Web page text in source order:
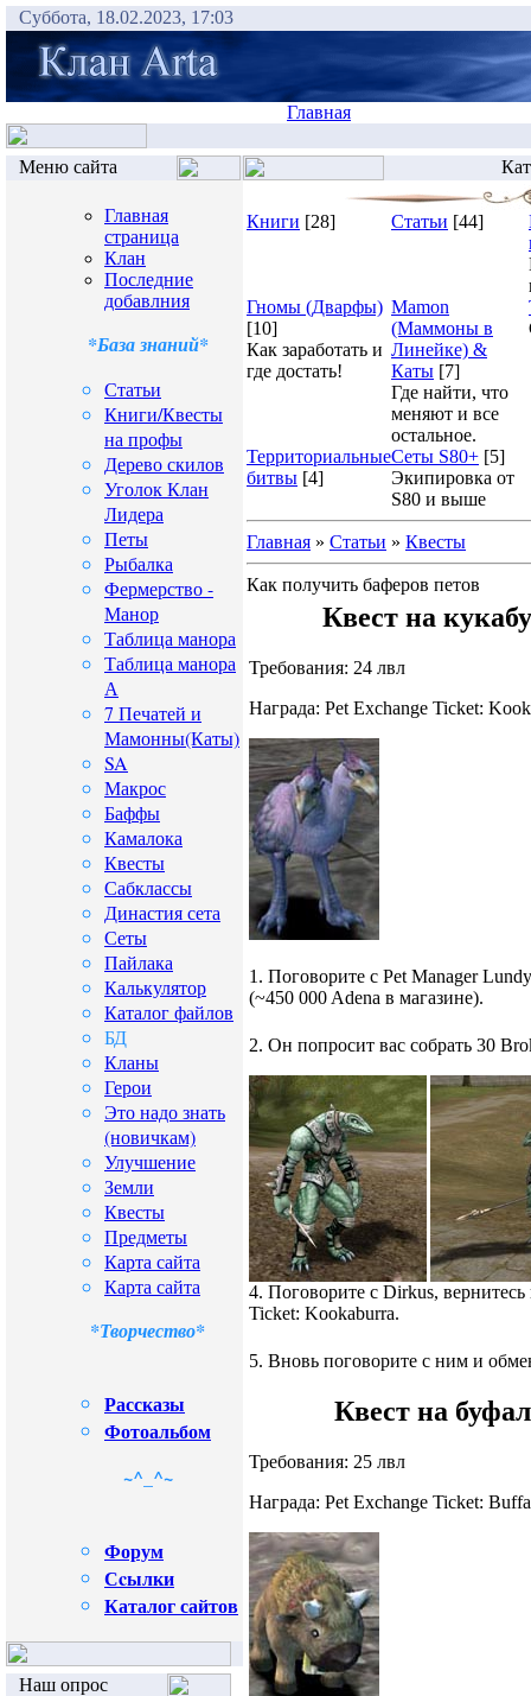
Суббота, 18.02.2023, 17:03
Главная
Меню сайта
Главная
страница
Клан
Последние
добавлния
*База знаний*
Статьи
Книги/Квесты
на профы
Дерево скилов
Уголок Клан
Лидера
Петы
Рыбалка
Фермерство -
Манор
Таблица манора
Таблица манора
А
7 Печатей и
Мамонны(Каты)
SA
Макрос
Баффы
Камалока
Квесты
Сабклассы
Династия сета
Сеты
Пайлака
Калькулятор
Каталог файлов
БД
Кланы
Герои
Это надо знать
(новичкам)
Улучшение
Земли
Квесты
Предметы
Карта сайта
Карта сайта
*Творчество*
Рассказы
Фотоальбом
~^_^~
Форум
Сcылки
Каталог сайтов
Наш опрос
Книги [28] Статьи [44]
Гномы (Дварфы)
[10]
Как заработать и
где достать!
Mamon
(Маммоны в
Линейке) &
Каты [7]
Где найти, что
меняют и все
остальное.
Территориальные
битвы [4]
Сеты S80+ [5]
Экипировка от
S80 и выше
Главная » Статьи » Квесты
Как получить баферов петов
Квест на
Требования: 24 лвл
Награда: Pet Exchange Ticket:
1. Поговорите с Pet Manager
(~450 000 Adena в магазине).
2. Он попросит вас собрать 30
4. Поговорите с Dirkus,
Ticket: Kookaburra.
5. Вновь поговорите с ним и
Квест на
Требования: 25 лвл
Награда: Pet Exchange Ticket: